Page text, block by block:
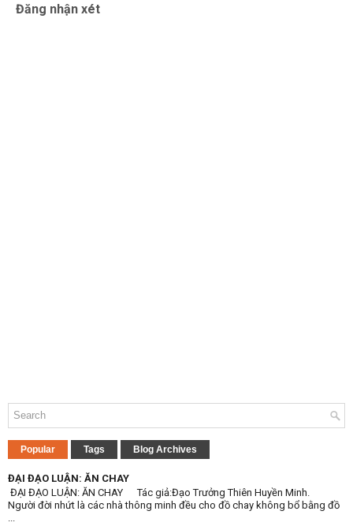
Đăng nhận xét
Popular Tags Blog Archives
ĐẠI ĐẠO LUẬN: ĂN CHAY
ĐẠI ĐẠO LUẬN: ĂN CHAY Tác giả:Đạo Trưởng Thiên Huyền Minh.
Người đời nhứt là các nhà thông minh đều cho đồ chay không bổ bằng đồ
...